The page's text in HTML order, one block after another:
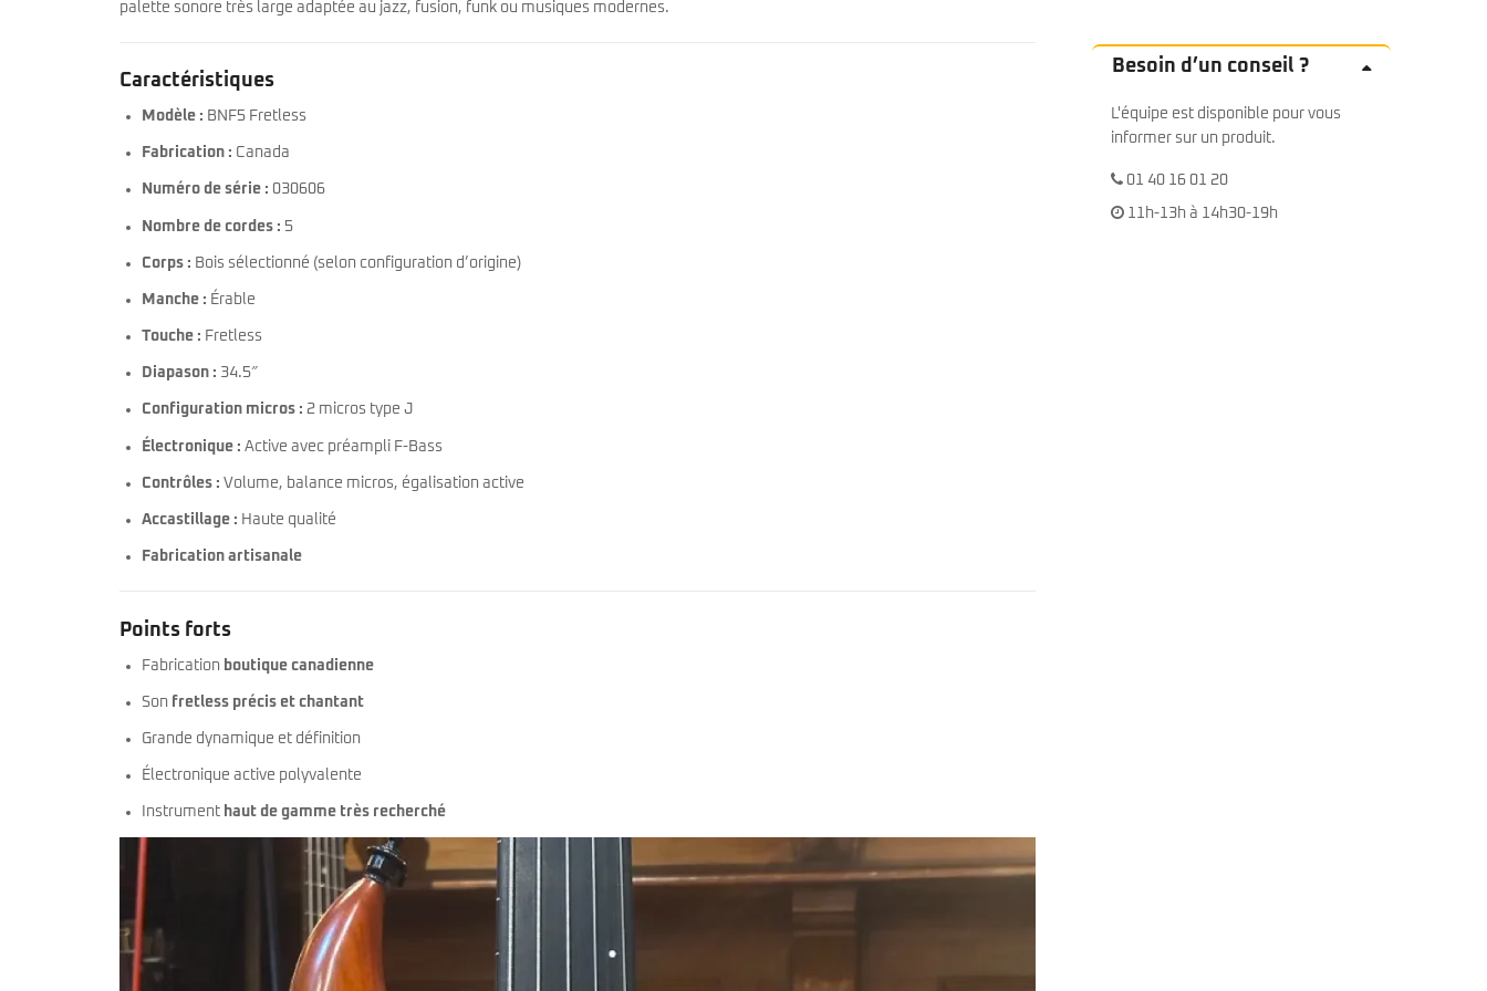
palette sonore très large adaptée au jazz, fusion, funk ou musiques modernes.
Caractéristiques
Modèle : BNF5 Fretless
Fabrication : Canada
Numéro de série : 030606
Nombre de cordes : 5
Corps : Bois sélectionné (selon configuration d’origine)
Manche : Érable
Touche : Fretless
Diapason : 34.5″
Configuration micros : 2 micros type J
Électronique : Active avec préampli F-Bass
Contrôles : Volume, balance micros, égalisation active
Accastillage : Haute qualité
Fabrication artisanale
Points forts
Fabrication boutique canadienne
Son fretless précis et chantant
Grande dynamique et définition
Électronique active polyvalente
Instrument haut de gamme très recherché
Besoin d’un conseil ?
L'équipe est disponible pour vous
informer sur un produit.
01 40 16 01 20
11h-13h à 14h30-19h